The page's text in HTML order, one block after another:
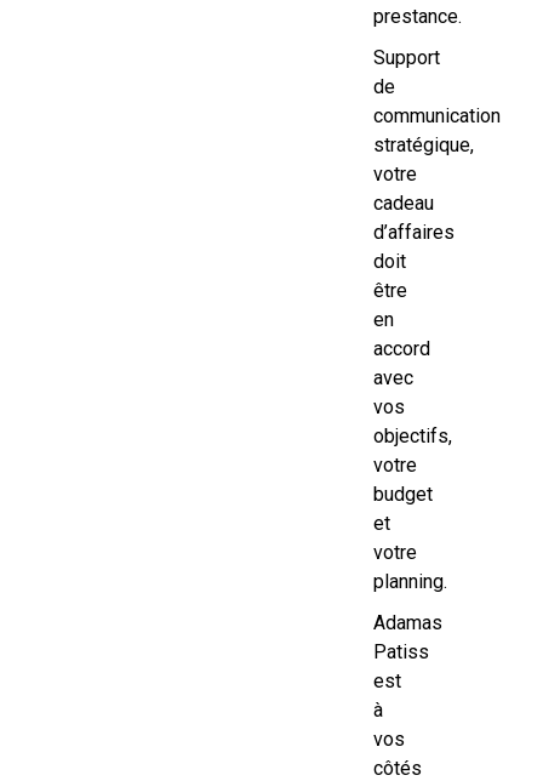
prestance.
Support
de
communication
stratégique,
votre
cadeau
d’affaires
doit
être
en
accord
avec
vos
objectifs,
votre
budget
et
votre
planning.
Adamas
Patiss
est
à
vos
côtés